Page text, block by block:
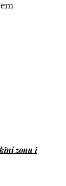
zonu i